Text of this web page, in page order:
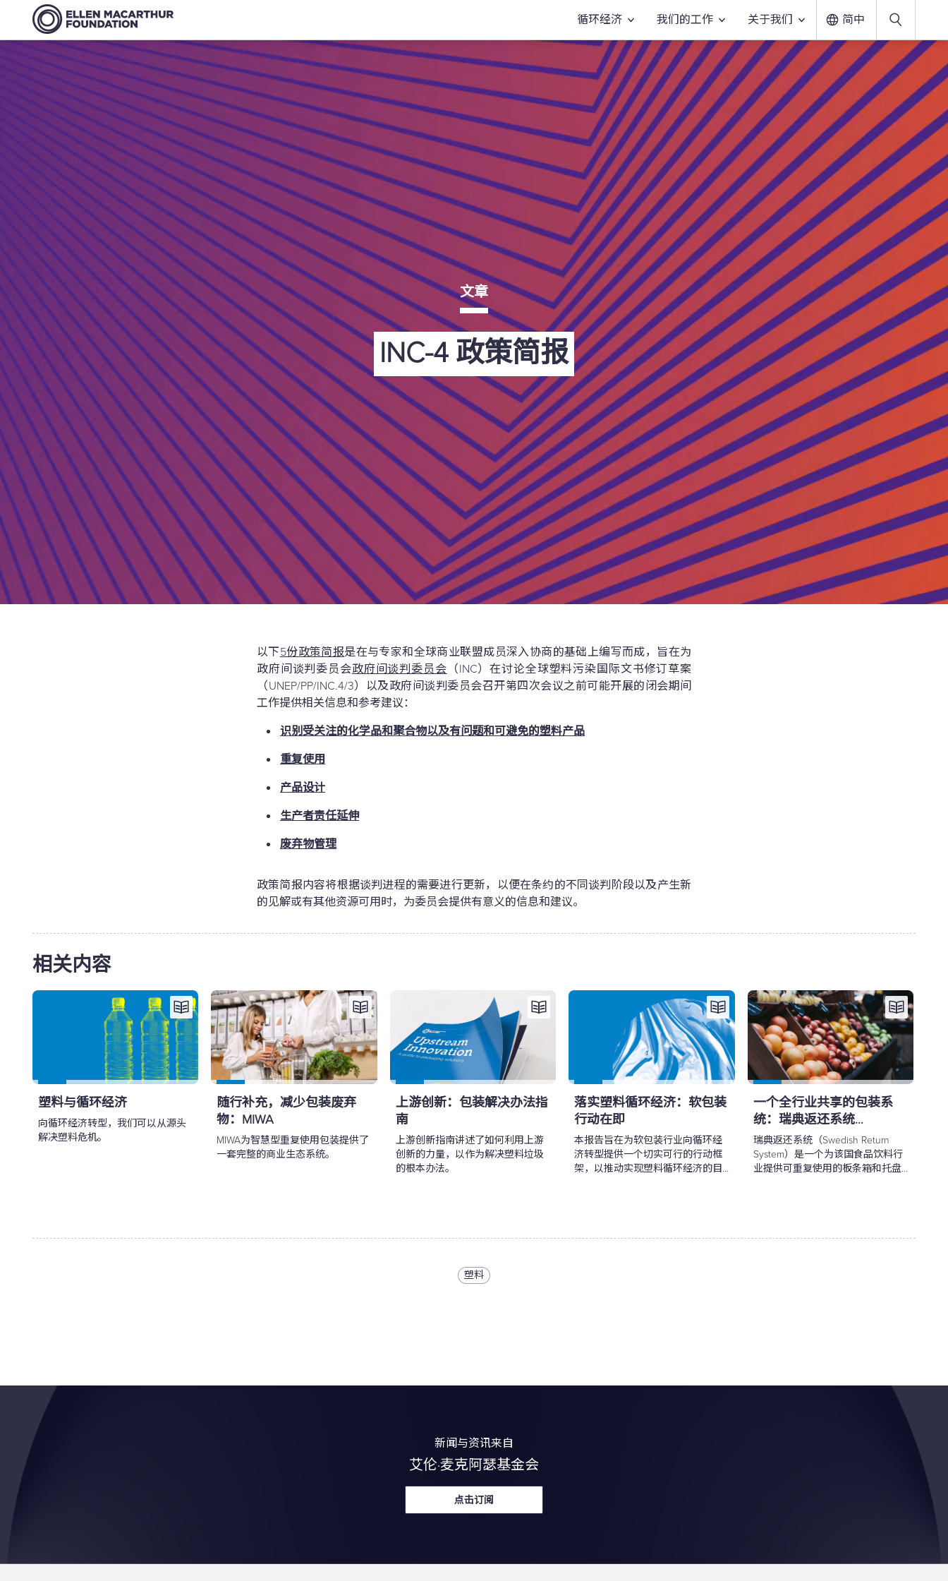
循环经济 我们的工作 关于我们 简中
文章
INC-4 政策简报
以下5份政策简报是在与专家和全球商业联盟成员深入协商的基础上编写而成，旨在为
政府间谈判委员会政府间谈判委员会 （INC）在讨论全球塑料污染国际文书修订草案
（UNEP/PP/INC.4/3）以及政府间谈判委员会召开第四次会议之前可能开展的闭会期间
工作提供相关信息和参考建议：
识别受关注的化学品和聚合物以及有问题和可避免的塑料产品
重复使用
产品设计
生产者责任延伸
废弃物管理
政策简报内容将根据谈判进程的需要进行更新，以便在条约的不同谈判阶段以及产生新
的见解或有其他资源可用时，为委员会提供有意义的信息和建议。
相关内容
塑料与循环经济
向循环经济转型，我们可以从源头
解决塑料危机。
随行补充，减少包装废弃
物：MIWA
MIWA为智慧型重复使用包装提供了
一套完整的商业生态系统。
上游创新：包装解决办法指
南
上游创新指南讲述了如何利用上游
创新的力量，以作为解决塑料垃圾
的根本办法。
落实塑料循环经济：软包装
行动在即
本报告旨在为软包装行业向循环经
济转型提供一个切实可行的行动框
架，以推动实现塑料循环经济的目
一个全行业共享的包装系
统：瑞典返还系统
（Swedish Return System）
瑞典返还系统（Swedish Return
System）是一个为该国食品饮料行
业提供可重复使用的板条箱和托盘
付。
塑料
新闻与资讯来自
艾伦·麦克阿瑟基金会
点击订阅